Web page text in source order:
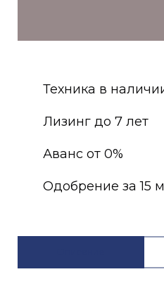
Техника в
Лизинг до 7 лет
Аванс от 0%
Одобрение за 15